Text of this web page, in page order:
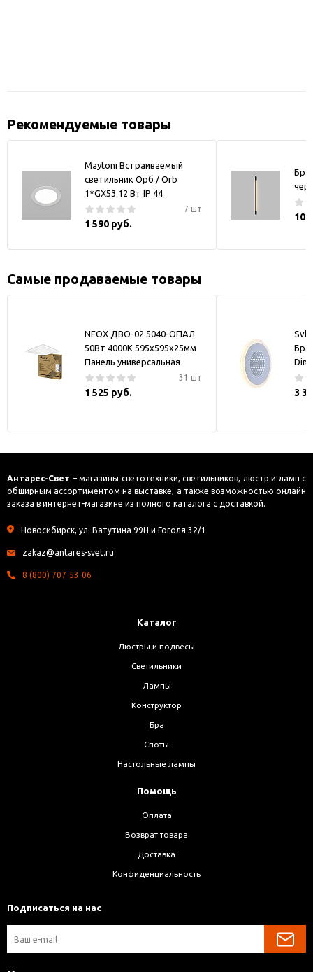
Рекомендуемые товары
Maytoni Встраиваемый
светильник Орб / Orb
1*GX53 12 Вт IP 44
7 шт
1 590 руб.
Бра
10
Самые продаваемые товары
NEOX ДВО-02 5040-ОПАЛ
50Вт 4000К 595х595х25мм
Панель универсальная
31 шт
1 525 руб.
Бра
3
Антарес-Свет – магазины светотехники, светильников, люстр и ламп с
обширным ассортиментом на выставке, а также возможностью онлайн
заказа в интернет-магазине из полного каталога с доставкой.
Новосибирск, ул. Ватутина 99Н и Гоголя 32/1
zakaz@antares-svet.ru
8 (800) 707-53-06
Каталог
Люстры и подвесы
Светильники
Лампы
Конструктор
Бра
Споты
Настольные лампы
Помощь
Оплата
Возврат товара
Доставка
Конфиденциальность
Подписаться на нас